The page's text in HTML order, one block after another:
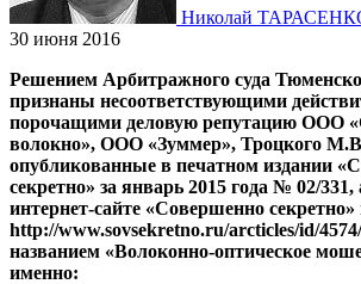
Николай
30 июня 2016
Решением Арбитражного суда
признаны несоответствующими
порочащими деловую репутацию ООО
волокно», ООО «Зуммер», Троцкого
опубликованные в печатном издании
секретно» за январь 2015 года № 02/331,
интернет-сайте «Совершенно секретно»
http://www.sovsekretno.ru/arcticles/id/
названием «Волоконно-оптическое
именно: